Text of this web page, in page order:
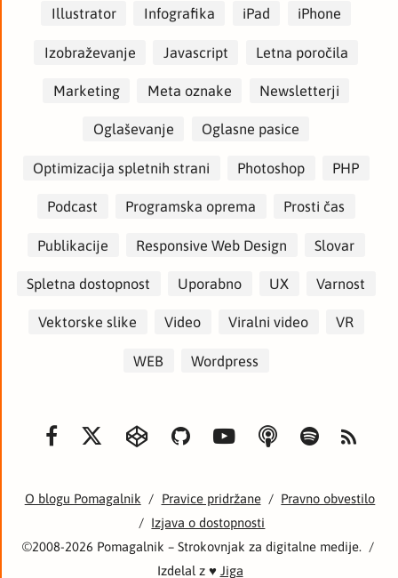
Illustrator Infografika iPad iPhone
Izobraževanje Javascript Letna poročila
Marketing Meta oznake Newsletterji
Oglaševanje Oglasne pasice
Optimizacija spletnih strani Photoshop PHP
Podcast Programska oprema Prosti čas
Publikacije Responsive Web Design Slovar
Spletna dostopnost Uporabno UX Varnost
Vektorske slike Video Viralni video VR
WEB Wordpress
O blogu Pomagalnik / Pravice pridržane / Pravno obvestilo
/ Izjava o dostopnosti
©2008-2026 Pomagalnik – Strokovnjak za digitalne medije. /
Izdelal z ♥ Jiga